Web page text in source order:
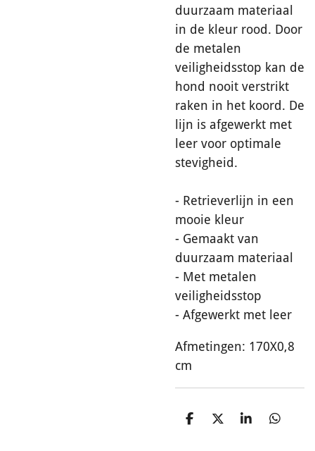
duurzaam materiaal
in de kleur rood. Door
de metalen
veiligheidsstop kan de
hond nooit verstrikt
raken in het koord. De
lijn is afgewerkt met
leer voor optimale
stevigheid.
- Retrieverlijn in een
mooie kleur
- Gemaakt van
duurzaam materiaal
- Met metalen
veiligheidsstop
- Afgewerkt met leer
Afmetingen: 170X0,8
cm
D
D
S
D